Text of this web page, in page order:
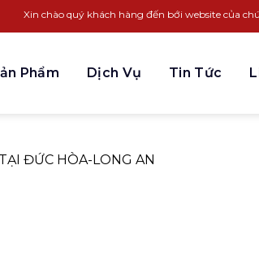
Xin chào quý khách hàng đến bới website của chúng
Phẩm Dịch Vụ Tin Tức
ĐỨC HÒA-LONG AN